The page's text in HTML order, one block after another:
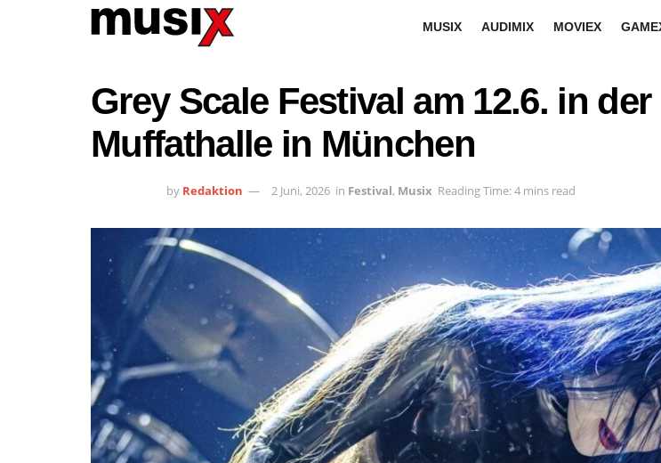
MUSIX AUDIMIX MOVIEX
Grey Scale Festival am 12.6. in der
Muffathalle in München
by Redaktion 2 Juni, 2026 in Festival, Musix Reading Time: 4 mins read